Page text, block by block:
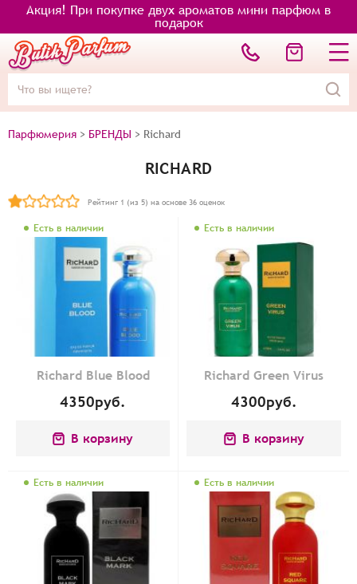
Акция! При покупке двух ароматов мини парфюм в
подарок
Парфюмерия > БРЕНДЫ > Richard
RICHARD
Рейтинг 1 (из 5) на основе 36 оценок
Есть в наличии
Richard Blue Blood
4350руб.
В корзину
Есть в наличии
Richard Green Virus
4300руб.
В корзину
Есть в наличии Есть в наличии